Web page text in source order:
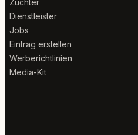
Züchter
Dienstleister
Jobs
Eintrag erstellen
Werberichtlinien
Media-Kit